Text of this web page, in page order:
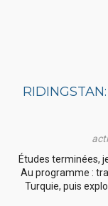
Études terminées,
Au programme :
Turquie, puis